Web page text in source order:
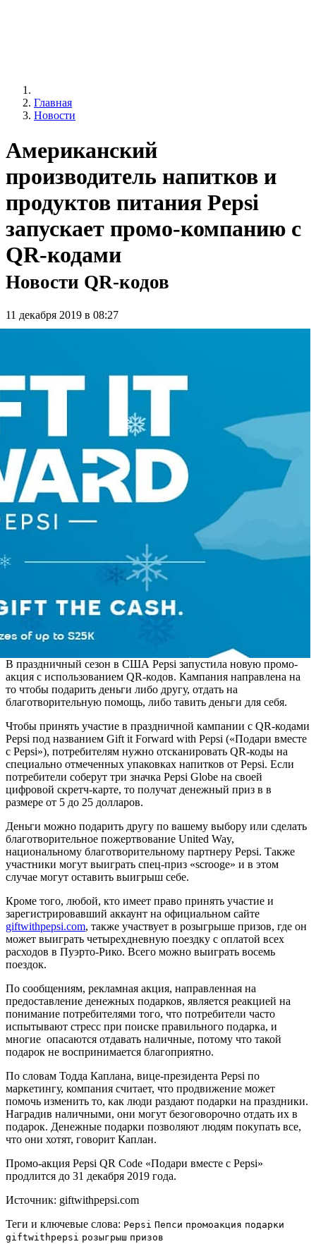
Главная
Новости
Американский
производитель напитков и
продуктов питания Pepsi
запускает промо-компанию с
QR-кодами
Новости QR-кодов
11 декабря 2019 в 08:27
В праздничный сезон в США Pepsi запустила новую промо-
акция с использованием QR-кодов. Кампания направлена ​​на
то чтобы подарить деньги либо другу, отдать на
благотворительную помощь, либо тавить деньги для себя.
Чтобы принять участие в праздничной кампании с QR-кодами
Pepsi под названием Gift it Forward with Pepsi («Подари вместе
с Pepsi»), потребителям нужно отсканировать QR-коды на
специально отмеченных упаковках напитков от Pepsi. Если
потребители соберут три значка Pepsi Globe на своей
цифровой скретч-карте, то получат денежный приз в в
размере от 5 до 25 долларов.
Деньги можно подарить другу по вашему выбору или сделать
благотворительное пожертвование United Way,
национальному благотворительному партнеру Pepsi. Также
участники могут выиграть спец-приз «scrooge» и в этом
случае могут оставить выигрыш себе.
Кроме того, любой, кто имеет право принять участие и
зарегистрировавший аккаунт на официальном сайте
giftwithpepsi.com, также участвует в розыгрыше призов, где он
может выиграть четырехдневную поездку с оплатой всех
расходов в Пуэрто-Рико. Всего можно выиграть восемь
поездок.
По сообщениям, рекламная акция, направленная на
предоставление денежных подарков, является реакцией на
понимание потребителями того, что потребители часто
испытывают стресс при поиске правильного подарка, и
многие опасаются отдавать наличные, потому что такой
подарок не воспринимается благоприятно.
По словам Тодда Каплана, вице-президента Pepsi по
маркетингу, компания считает, что продвижение может
помочь изменить то, как люди раздают подарки на праздники.
Наградив наличными, они могут безоговорочно отдать их в
подарок. Денежные подарки позволяют людям покупать все,
что они хотят, говорит Каплан.
Промо-акция Pepsi QR Code «Подари вместе с Pepsi»
продлится до 31 декабря 2019 года.
Источник: giftwithpepsi.com
Теги и ключевые слова: Pepsi Пепси промоакция подарки
giftwithpepsi розыгрыш призов